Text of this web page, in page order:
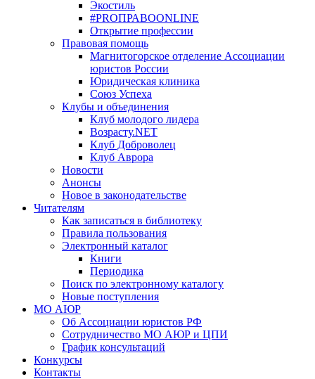
Экостиль
#PROПРАВОONLINE
Открытие профессии
Правовая помощь
Магнитогорское отделение Ассоциации
юристов России
Юридическая клиника
Союз Успеха
Клубы и объединения
Клуб молодого лидера
Возрасту.NET
Клуб Доброволец
Клуб Аврора
Новости
Анонсы
Новое в законодательстве
Читателям
Как записаться в библиотеку
Правила пользования
Электронный каталог
Книги
Периодика
Поиск по электронному каталогу
Новые поступления
МО АЮР
Об Ассоциации юристов РФ
Сотрудничество МО АЮР и ЦПИ
График консультаций
Конкурсы
Контакты